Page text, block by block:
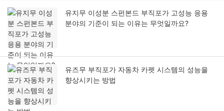
유지무 이성분 스펀본드 부직포가 고성능 응용
분야의 기준이 되는 이유는 무엇일까요?
유즈무 부직포가 자동차 카펫 시스템의 성능을
향상시키는 방법